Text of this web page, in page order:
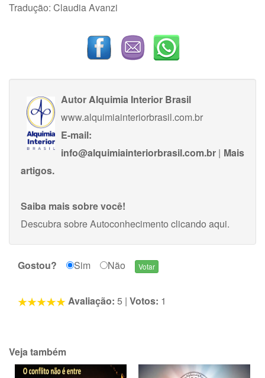
Tradução: Claudia Avanzi
AutorAlquimia Interior Brasil
www.alquimiainteriorbrasil.com.br
E-mail:
info@alquimiainteriorbrasil.com.br | Mais
artigos.
Saiba mais sobre você!
Descubra sobre Autoconhecimento clicando aqui.
Gostou? Sim Não
Avaliação: 5 | Votos: 1
Veja também